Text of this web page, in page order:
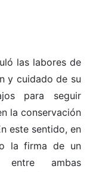
las labores de
y cuidado de su
para seguir
la conservación
este sentido, en
la firma de un
entre ambas